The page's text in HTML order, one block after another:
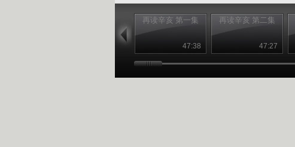
再读辛亥 第一集
47:38
再读辛亥 第二集
47:27